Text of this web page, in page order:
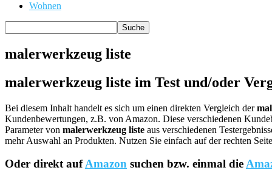
Wohnen
malerwerkzeug liste
malerwerkzeug liste im Test und/oder
Bei diesem Inhalt handelt es sich um einen direkten Vergleich der
Kundenbewertungen, z.B. von Amazon. Diese verschiedenen
Parameter von malerwerkzeug liste aus verschiedenen
mehr Auswahl an Produkten. Nutzen Sie einfach auf der rechten
Oder direkt aufAmazon suchen bzw. einmal die